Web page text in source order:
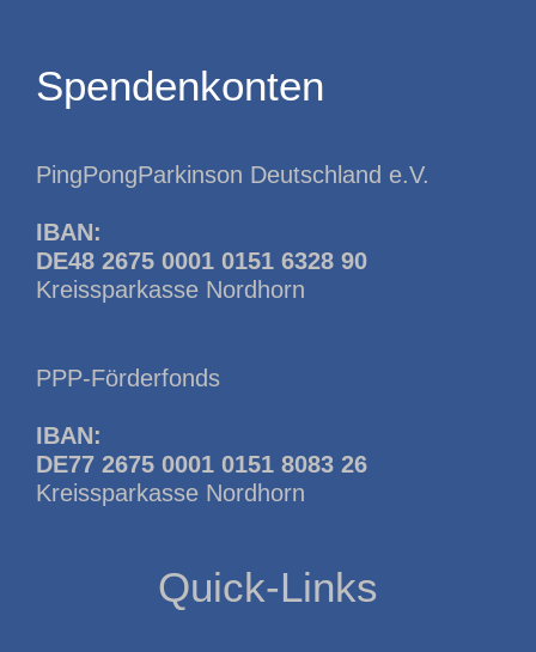
Spendenkonten
PingPongParkinson Deutschland e.V.
IBAN:
DE48 2675 0001 0151 6328 90
Kreissparkasse Nordhorn
PPP-Förderfonds
IBAN:
DE77 2675 0001 0151 8083 26
Kreissparkasse Nordhorn
Quick-Links